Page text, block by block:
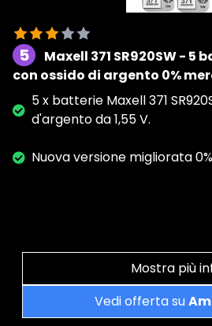
5
Maxell 371 SR920SW -
con ossido di argento 0%
5 x batterie Maxell 371
d'argento da 1,55 V.
Nuova versione migliorata
Mostra più
Vedi offerta su